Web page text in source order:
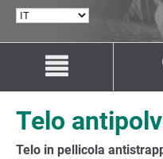
SELEZIONA
contenuto
navigazione
Telo
Telo in pellicola